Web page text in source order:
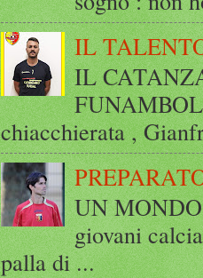
IL
IL
chiacchierata ,
UN
giovani
palla di ...